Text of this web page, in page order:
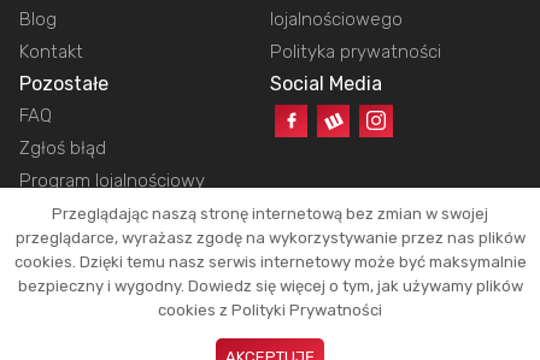
Blog
Kontakt
lojalnościowego
Polityka prywatności
Pozostałe
FAQ
Zgłoś błąd
Program lojalnościowy
Social Media
Copyright © 2026 HotShops.pl - Wszelkie prawa zastrzeżone.
Jako partnerzy możemy otrzymać prowizję za dokonanie zakupów z naszych
linków. Dzięki temu jesteśmy w stanie utrzymać działanie naszego portalu.
Okazje oraz ich atrakcyjność zależą tylko i wyłącznie od naszych
Przeglądając naszą stronę internetową bez zmian w swojej
przeglądarce, wyrażasz zgodę na wykorzystywanie przez nas plików
cookies. Dzięki temu nasz serwis internetowy może być maksymalnie
bezpieczny i wygodny. Dowiedz się więcej o tym, jak używamy plików
cookies z Polityki Prywatności